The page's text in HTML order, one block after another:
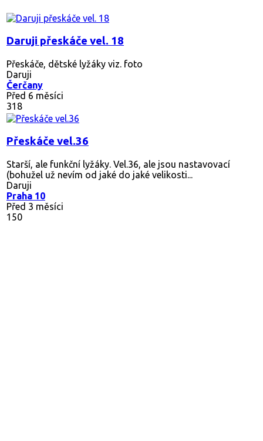
Daruji přeskáče vel. 18
Přeskáče, dětské lyžáky viz. foto
Daruji
Čerčany
Před 6 měsíci
318
Přeskáče vel.36
Starší, ale funkční lyžáky. Vel.36, ale jsou nastavovací
(bohužel už nevím od jaké do jaké velikosti...
Daruji
Praha 10
Před 3 měsíci
150